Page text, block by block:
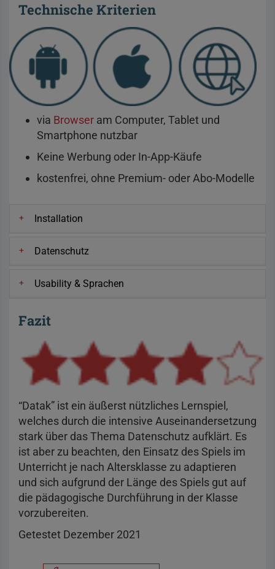
Technische Kriterien
via Browser am Computer, Tablet und
Smartphone nutzbar
Keine Werbung oder In-App-Käufe
kostenfrei, ohne Premium- oder Abo-Modelle
Installation
Datenschutz
Usability & Sprachen
Fazit
“Datak” ist ein äußerst nützliches Lernspiel,
welches durch die intensive Auseinandersetzung
stark über das Thema Datenschutz aufklärt. Es
ist aber zu beachten, den Einsatz des Spiels im
Unterricht je nach Altersklasse zu adaptieren
und sich aufgrund der Länge des Spiels gut auf
die pädagogische Durchführung in der Klasse
vorzubereiten.
Getestet Dezember 2021